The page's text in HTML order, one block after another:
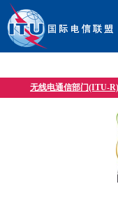
无线电通信部门(ITU-R)